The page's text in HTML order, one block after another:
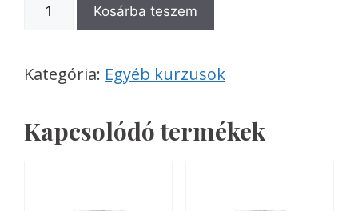
Kosárba teszem
Kategória: Egyéb kurzusok
Kapcsolódó termékek